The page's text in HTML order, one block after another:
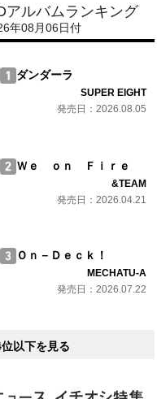
アルバムランキング
年08月06日付
ダンダーラ
SUPER EIGHT
発売日：2026.08.05
Ｗｅ ｏｎ Ｆｉｒｅ
&TEAM
発売日：2026.04.21
Ｏｎ－Ｄｅｃｋ！
MECHATU-A
発売日：2026.07.22
以下を見る